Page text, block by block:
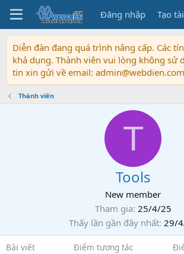
Đăng nhập
Diễn đàn đang quá trình nâng cấp. Các
khả dụng. Thành viên vui lòng không sử
tin xin gửi về email: admin@webdien.com
Thành viên
T
Tools
New member
Tham gia 25/4/25
Thấy lần gần đây nhất 29/
Bài viết Điểm tương tác